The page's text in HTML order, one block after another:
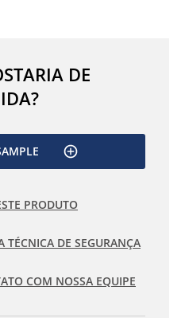
DE
PRODUTO
TÉCNICA DE SEGURANÇA
COM NOSSA EQUIPE